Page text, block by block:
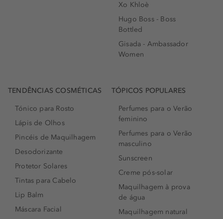
Xo Khloè
Hugo Boss - Boss
Bottled
Gisada - Ambassador
Women
TENDÊNCIAS COSMÉTICAS
Tónico para Rosto
Lápis de Olhos
Pincéis de Maquilhagem
Desodorizante
Protetor Solares
Tintas para Cabelo
Lip Balm
Máscara Facial
TÓPICOS POPULARES
Perfumes para o Verão
feminino
Perfumes para o Verão
masculino
Sunscreen
Creme pós-solar
Maquilhagem à prova
de água
Maquilhagem natural